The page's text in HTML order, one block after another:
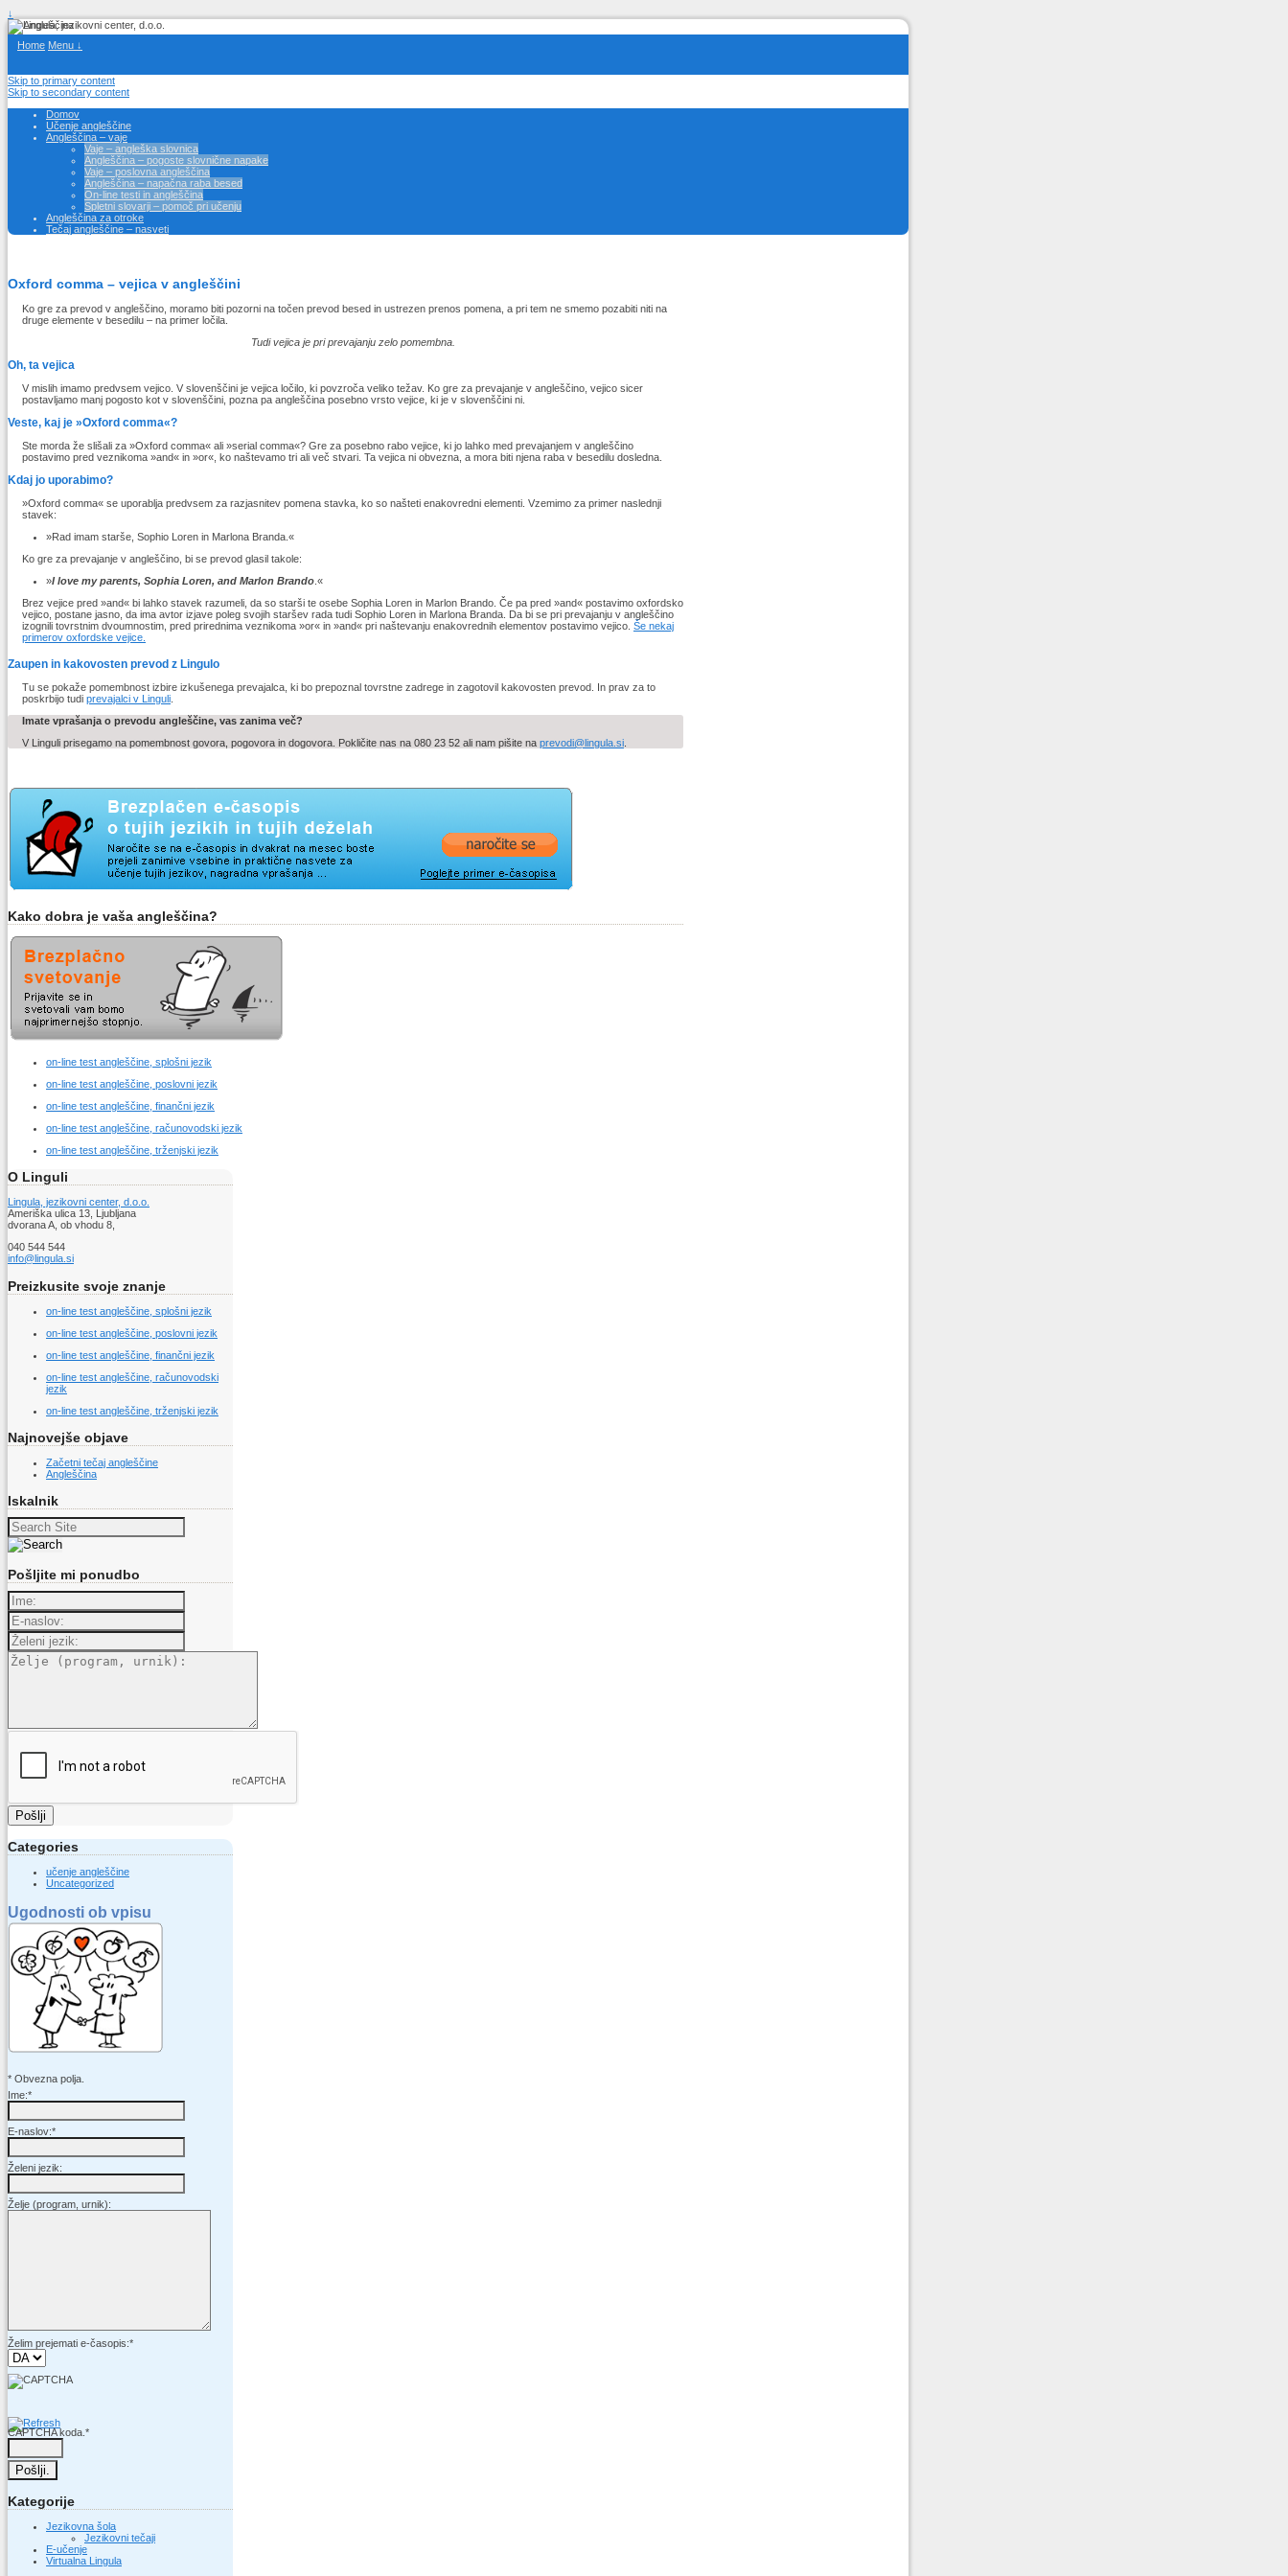
↓
Home Menu ↓
Skip to primary content
Skip to secondary content
Domov
Učenje angleščine
Angleščina – vaje
Vaje – angleška slovnica
Angleščina – pogoste slovnične napake
Vaje – poslovna angleščina
Angleščina – napačna raba besed
On-line testi in angleščina
Spletni slovarji – pomoč pri učenju
Angleščina za otroke
Tečaj angleščine – nasveti
Oxford comma – vejica v angleščini
Ko gre za prevod v angleščino, moramo biti pozorni na točen prevod besed in ustrezen prenos pomena, a pri tem ne smemo pozabiti niti na
druge elemente v besedilu – na primer ločila.
Tudi vejica je pri prevajanju zelo pomembna.
Oh, ta vejica
V mislih imamo predvsem vejico. V slovenščini je vejica ločilo, ki povzroča veliko težav. Ko gre za prevajanje v angleščino, vejico sicer
postavljamo manj pogosto kot v slovenščini, pozna pa angleščina posebno vrsto vejice, ki je v slovenščini ni.
Veste, kaj je »Oxford comma«?
Ste morda že slišali za »Oxford comma« ali »serial comma«? Gre za posebno rabo vejice, ki jo lahko med prevajanjem v angleščino
postavimo pred veznikoma »and« in »or«, ko naštevamo tri ali več stvari. Ta vejica ni obvezna, a mora biti njena raba v besedilu dosledna.
Kdaj jo uporabimo?
»Oxford comma« se uporablja predvsem za razjasnitev pomena stavka, ko so našteti enakovredni elementi. Vzemimo za primer naslednji
stavek:
»Rad imam starše, Sophio Loren in Marlona Branda.«
Ko gre za prevajanje v angleščino, bi se prevod glasil takole:
»I love my parents, Sophia Loren, and Marlon Brando .«
Brez vejice pred »and« bi lahko stavek razumeli, da so starši te osebe Sophia Loren in Marlon Brando. Če pa pred »and« postavimo oxfordsko
vejico, postane jasno, da ima avtor izjave poleg svojih staršev rada tudi Sophio Loren in Marlona Branda. Da bi se pri prevajanju v angleščino
izognili tovrstnim dvoumnostim, pred prirednima veznikoma »or« in »and« pri naštevanju enakovrednih elementov postavimo vejico. Še nekaj
primerov oxfordske vejice.
Zaupen in kakovosten prevod z Lingulo
Tu se pokaže pomembnost izbire izkušenega prevajalca, ki bo prepoznal tovrstne zadrege in zagotovil kakovosten prevod. In prav za to
poskrbijo tudi prevajalci v Linguli
Imate vprašanja o prevodu angleščine, vas zanima več?
V Linguli prisegamo na pomembnost govora, pogovora in dogovora. Pokličite nas na 080 23 52 ali nam pišite na prevodi@lingula.si
Kako dobra je vaša angleščina?
on-line test angleščine, splošni jezik
on-line test angleščine, poslovni jezik
on-line test angleščine, finančni jezik
on-line test angleščine, računovodski jezik
on-line test angleščine, trženjski jezik
O Linguli
Lingula, jezikovni center, d.o.o.
Ameriška ulica 13, Ljubljana
dvorana A, ob vhodu 8,
040 544 544
info@lingula.si
Preizkusite svoje znanje
on-line test angleščine, splošni jezik
on-line test angleščine, poslovni jezik
on-line test angleščine, finančni jezik
on-line test angleščine, računovodski
jezik
on-line test angleščine, trženjski jezik
Najnovejše objave
Začetni tečaj angleščine
Angleščina
Iskalnik
Search
for:
Pošljite mi ponudbo
Pošlji
Categories
učenje angleščine
Uncategorized
Ugodnosti ob vpisu
* Obvezna polja.
Ime:*
E-naslov:*
Želeni jezik:
Želje (program, urnik):
Želim prejemati e-časopis:*
CAPTCHA koda. *
Kategorije
Jezikovna šola
Jezikovni tečaji
E-učenje
Virtualna Lingula